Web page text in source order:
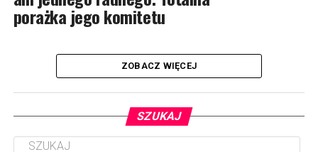
porażka jego komitetu
ZOBACZ WIĘCEJ
SZUKAJ